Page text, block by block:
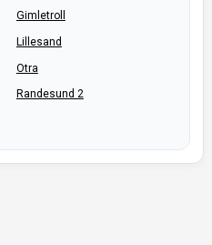
Gimletroll
Lillesand
Otra
Randesund 2